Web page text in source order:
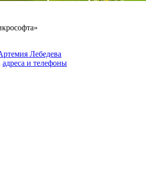
Лебедева
адреса и телефоны